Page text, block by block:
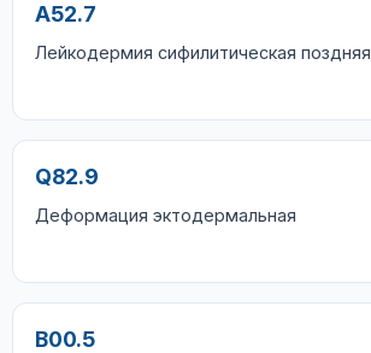
A52.7
Лейкодермия сифилитическая поздняя
Q82.9
Деформация эктодермальная
B00.5